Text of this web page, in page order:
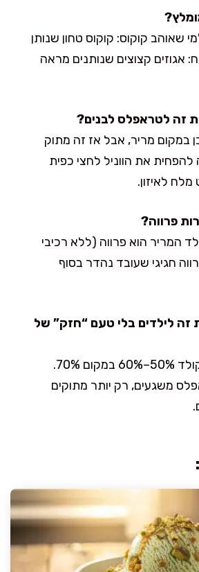
שאוהב קוקוס: קוקוס טחון שנותן
אגוזים קצוצים שנותנים מראה
במקום מריר, אבל אז זה מתוק
להפחית את הווניל לחצי כפית
מלח לאיזון.
המריר הוא פרווה (ללא רכיבי
חגיגי שעובד נהדר בסוף
זה לילדים בלי טעם “חזק” של
אפשר לבחור שוקולד 50%–60% במקום 70%.
משגעים, רק יותר מתוקים